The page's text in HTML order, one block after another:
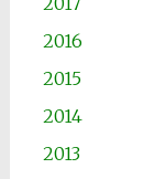
2016
2015
2014
2013